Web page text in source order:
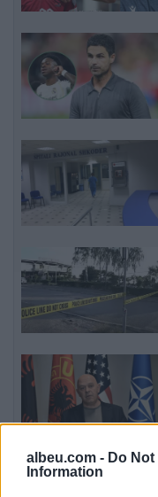
albeu.com - Do
Information